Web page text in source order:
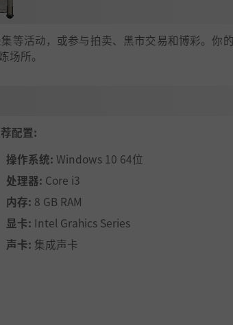
等活动，或参与拍卖、黑市交易和博彩。你
所。
配置:
操作系统: Windows 10 64位
处理器: Core i3
内存: 8 GB RAM
显卡: Intel Grahics Series
声卡: 集成声卡